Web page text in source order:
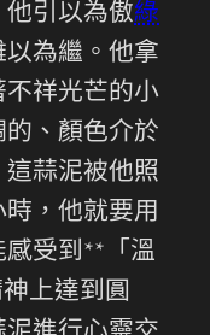
引以為傲綠
為繼。他拿
祥光芒的小
、顏色介於
蒜泥被他照
，他就要用
感受到**「溫
上達到圓